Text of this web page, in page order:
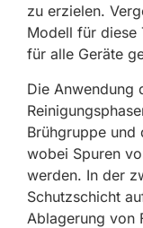
zu erzielen.
Modell für diese
für alle Geräte
Die Anwendung
Brühgruppe und
wobei Spuren
werden. In der
Schutzschicht
Ablagerung von